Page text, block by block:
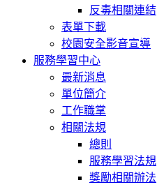
反毒相關連結
表單下載
校園安全影音宣導
服務學習中心
最新消息
單位簡介
工作職掌
相關法規
總則
服務學習法規
獎勵相關辦法